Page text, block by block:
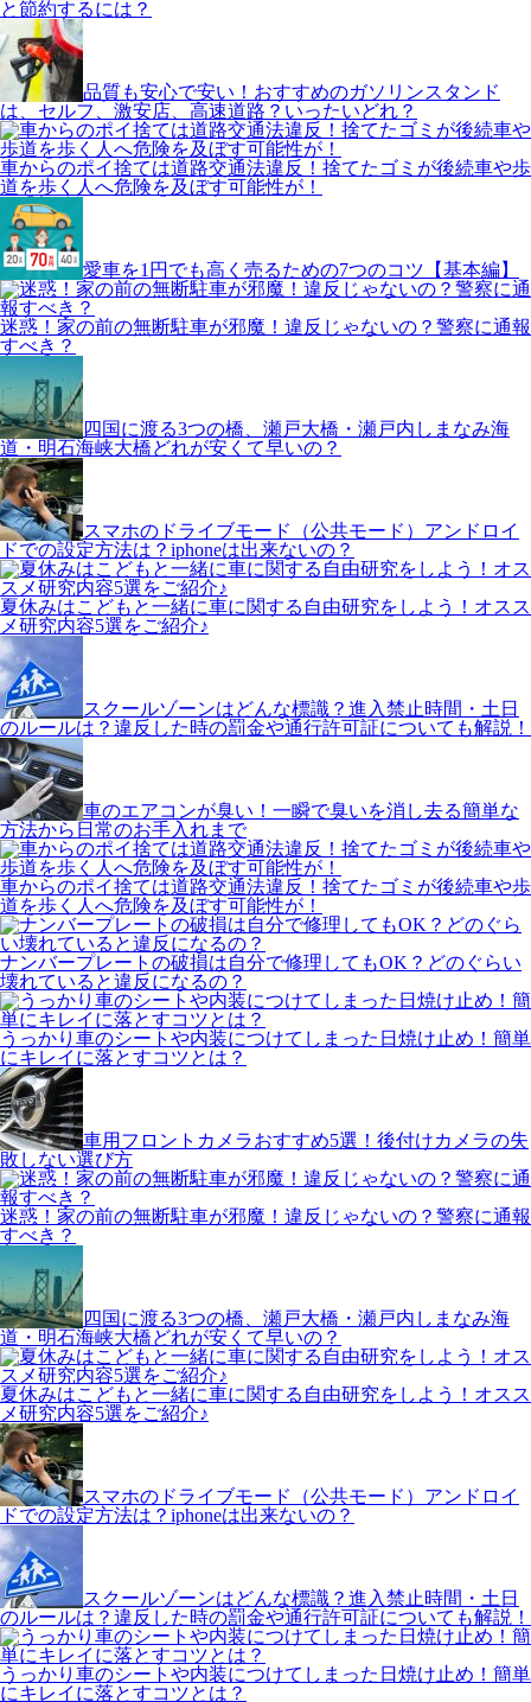
と節約するには？
品質も安心で安い！おすすめのガソリンスタンド
は、セルフ、激安店、高速道路？いったいどれ？
車からのポイ捨ては道路交通法違反！捨てたゴミが後続車や歩
道を歩く人へ危険を及ぼす可能性が！
愛車を1円でも高く売るための7つのコツ【基本編】
迷惑！家の前の無断駐車が邪魔！違反じゃないの？警察に通報
すべき？
四国に渡る3つの橋、瀬戸大橋・瀬戸内しまなみ海
道・明石海峡大橋どれが安くて早いの？
スマホのドライブモード（公共モード）アンドロイ
ドでの設定方法は？iphoneは出来ないの？
夏休みはこどもと一緒に車に関する自由研究をしよう！オスス
メ研究内容5選をご紹介♪
スクールゾーンはどんな標識？進入禁止時間・土日
のルールは？違反した時の罰金や通行許可証についても解説！
車のエアコンが臭い！一瞬で臭いを消し去る簡単な
方法から日常のお手入れまで
車からのポイ捨ては道路交通法違反！捨てたゴミが後続車や歩
道を歩く人へ危険を及ぼす可能性が！
ナンバープレートの破損は自分で修理してもOK？どのぐらい
壊れていると違反になるの？
うっかり車のシートや内装につけてしまった日焼け止め！簡単
にキレイに落とすコツとは？
車用フロントカメラおすすめ5選！後付けカメラの失
敗しない選び方
迷惑！家の前の無断駐車が邪魔！違反じゃないの？警察に通報
すべき？
四国に渡る3つの橋、瀬戸大橋・瀬戸内しまなみ海
道・明石海峡大橋どれが安くて早いの？
夏休みはこどもと一緒に車に関する自由研究をしよう！オスス
メ研究内容5選をご紹介♪
スマホのドライブモード（公共モード）アンドロイ
ドでの設定方法は？iphoneは出来ないの？
スクールゾーンはどんな標識？進入禁止時間・土日
のルールは？違反した時の罰金や通行許可証についても解説！
うっかり車のシートや内装につけてしまった日焼け止め！簡単
にキレイに落とすコツとは？